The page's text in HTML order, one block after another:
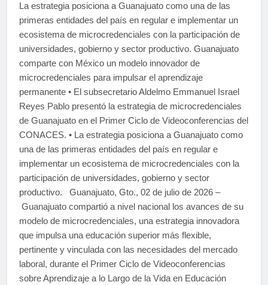
La estrategia posiciona a Guanajuato como una de las
primeras entidades del país en regular e implementar un
ecosistema de microcredenciales con la participación de
universidades, gobierno y sector productivo. Guanajuato
comparte con México un modelo innovador de
microcredenciales para impulsar el aprendizaje
permanente • El subsecretario Aldelmo Emmanuel Israel
Reyes Pablo presentó la estrategia de microcredenciales
de Guanajuato en el Primer Ciclo de Videoconferencias del
CONACES. • La estrategia posiciona a Guanajuato como
una de las primeras entidades del país en regular e
implementar un ecosistema de microcredenciales con la
participación de universidades, gobierno y sector
productivo. Guanajuato, Gto., 02 de julio de 2026 –
Guanajuato compartió a nivel nacional los avances de su
modelo de microcredenciales, una estrategia innovadora
que impulsa una educación superior más flexible,
pertinente y vinculada con las necesidades del mercado
laboral, durante el Primer Ciclo de Videoconferencias
sobre Aprendizaje a lo Largo de la Vida en Educación